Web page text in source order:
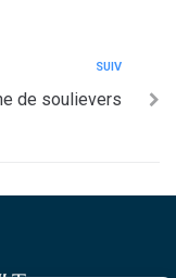
SUIV
de soulievers